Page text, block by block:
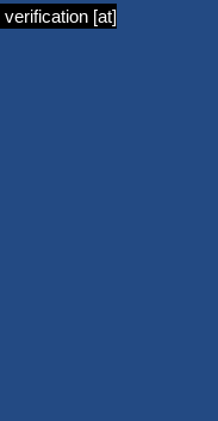
verification [at]